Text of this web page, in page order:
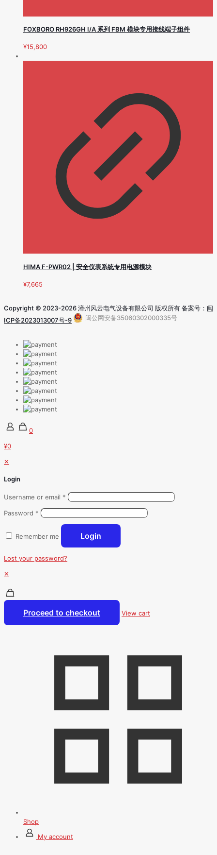
FOXBORO RH926GH I/A 系列 FBM 模块专用接线端子组件
¥15,800
HIMA F-PWR02 | 安全仪表系统专用电源模块
¥7,665
Copyright © 2023-2026 漳州风云电气设备有限公司 版权所有 备案号： 闽
ICP备2023013007号-9
闽公网安备35060302000335号
0
¥0
✕
Login
Username or email *
Password *
Remember me Login
Lost your password?
✕
Proceed to checkout View cart
Shop
My account